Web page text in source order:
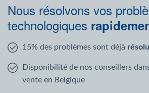
Nous résolvons vos
technologiques
15% des problèmes sont déjà
Disponibilité de nos conseillers
vente en Belgique